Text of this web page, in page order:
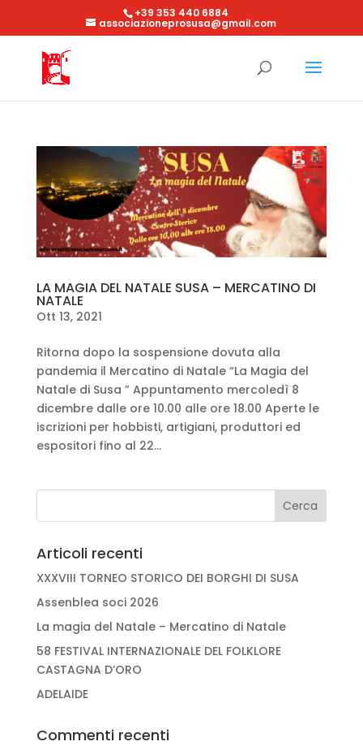
+39 353 440 6884
associazioneprosusa@gmail.com
LA MAGIA DEL NATALE SUSA – MERCATINO DI
NATALE
Ott 13, 2021
Ritorna dopo la sospensione dovuta alla
pandemia il Mercatino di Natale “La Magia del
Natale di Susa ” Appuntamento mercoledì 8
dicembre dalle ore 10.00 alle ore 18.00 Aperte le
iscrizioni per hobbisti, artigiani, produttori ed
espositori fino al 22...
Articoli recenti
XXXVIII TORNEO STORICO DEI BORGHI DI SUSA
Assenblea soci 2026
La magia del Natale – Mercatino di Natale
58 FESTIVAL INTERNAZIONALE DEL FOLKLORE
CASTAGNA D’ORO
ADELAIDE
Commenti recenti